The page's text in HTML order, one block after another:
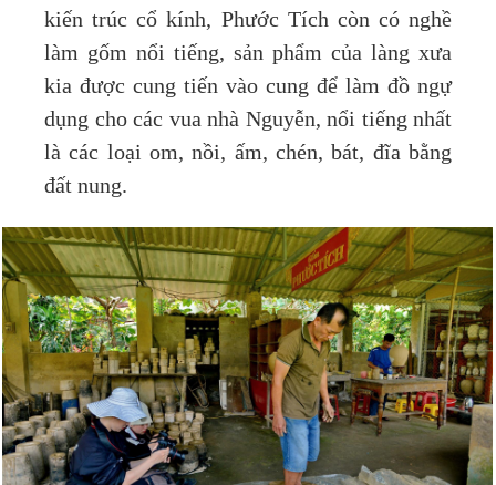
kiến trúc cổ kính, Phước Tích còn có nghề
làm gốm nổi tiếng, sản phẩm của làng xưa
kia được cung tiến vào cung để làm đồ ngự
dụng cho các vua nhà Nguyễn, nổi tiếng nhất
là các loại om, nồi, ấm, chén, bát, đĩa bằng
đất nung.